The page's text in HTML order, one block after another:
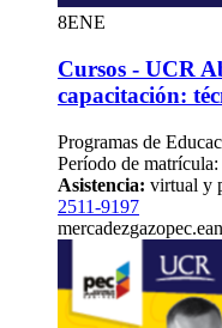
8ENE
Cursos - UCR
capacitación:
Programas de
Período de
Asistencia: virtual y
2511-9197
mercadezgazopec.ean